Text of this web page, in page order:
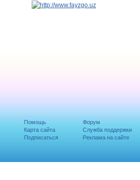
Помощь
Карта сайта
Подписаться
Форум
Служба поддержки
Реклама на сайте